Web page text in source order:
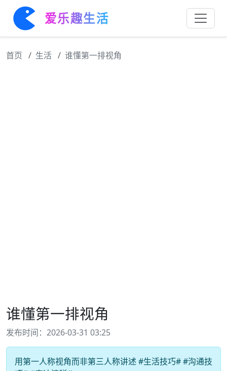
爱乐趣生活
首页 生活 谁懂第一排视角
谁懂第一排视角
发布时间：2026-03-31 03:25
用第一人称视角而非第三人称讲述 #生活技巧# #沟通技